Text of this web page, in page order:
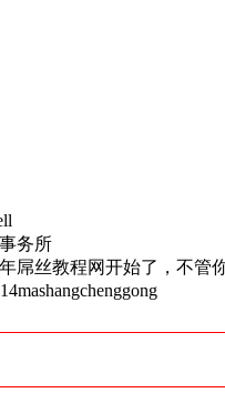
务所
屌丝教程网开始了，不